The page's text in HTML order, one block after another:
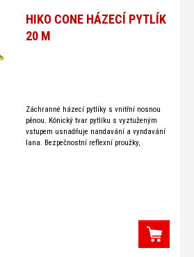
HIKO CONE HÁZECÍ PYTLÍK
20 M
Záchranné házecí pytlíky s vnitřní nosnou
pěnou. Kónický tvar pytlíku s vyztuženým
vstupem usnadňuje nandavání a vyndavání
lana. Bezpečnostní reflexní proužky,